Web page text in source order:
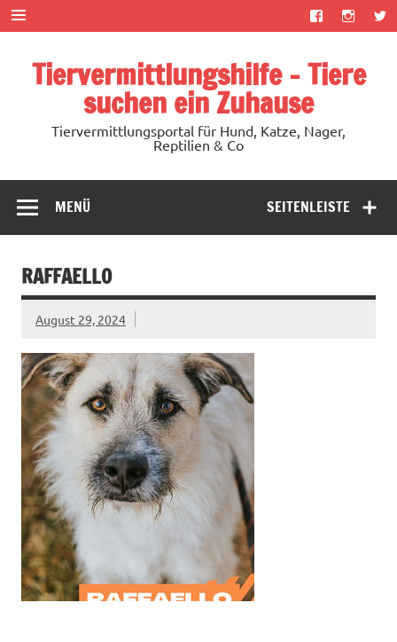
Zum
Inhalt
springen
Tiervermittlungshilfe – Tiere
suchen ein Zuhause
Tiervermittlungsportal für Hund, Katze, Nager,
Reptilien & Co
SEITENLEISTE
MENÜ
RAFFAELLO
August 29, 2024